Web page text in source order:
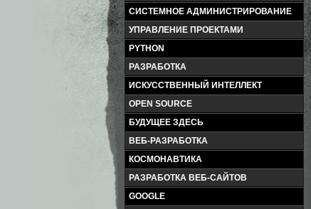
СИСТЕМНОЕ АДМИНИСТРИРОВАНИЕ
УПРАВЛЕНИЕ ПРОЕКТАМИ
PYTHON
РАЗРАБОТКА
ИСКУССТВЕННЫЙ ИНТЕЛЛЕКТ
OPEN SOURCE
БУДУЩЕЕ ЗДЕСЬ
ВЕБ-РАЗРАБОТКА
КОСМОНАВТИКА
РАЗРАБОТКА ВЕБ-САЙТОВ
GOOGLE